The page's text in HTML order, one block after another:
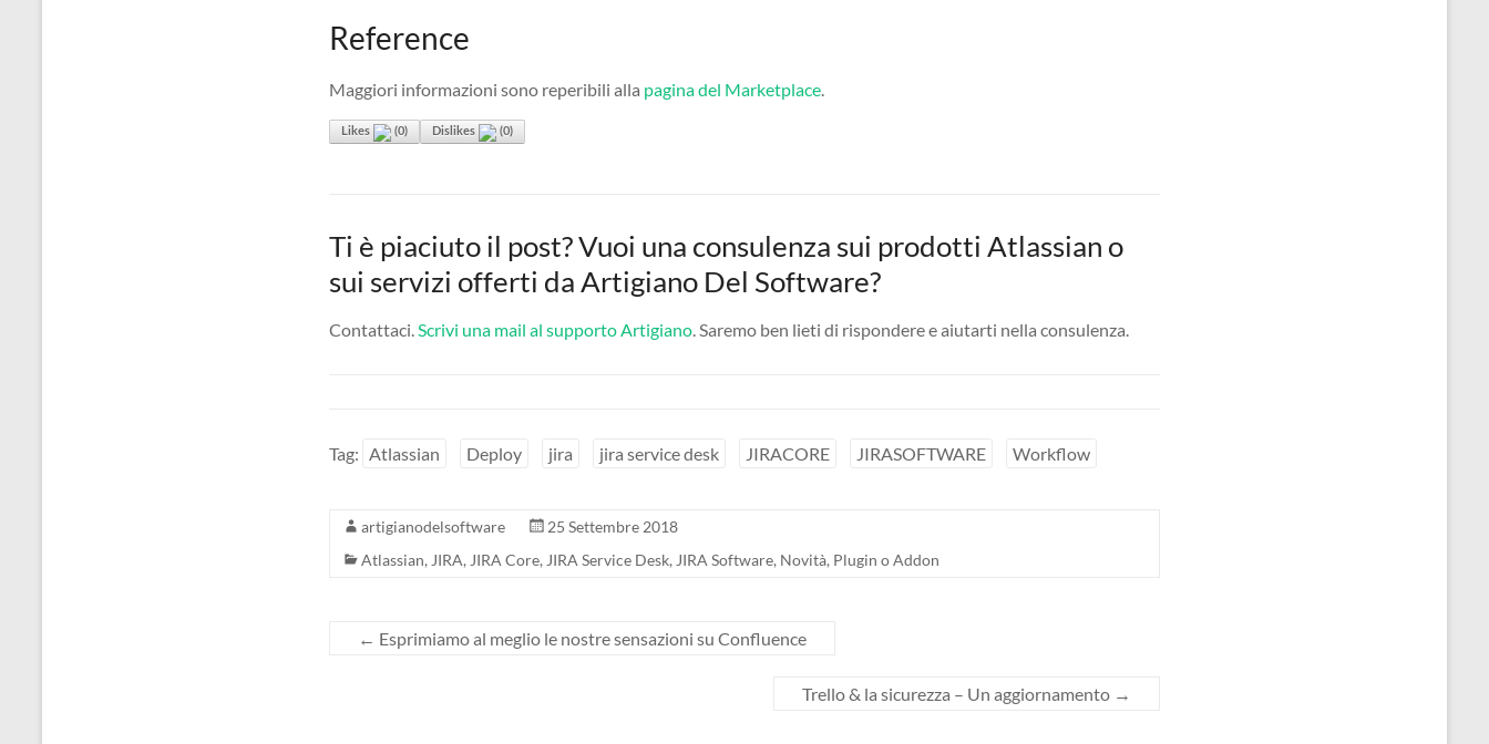
Reference
Maggiori informazioni sono reperibili alla pagina del Marketplace.
Likes (0) Dislikes (0)
Ti è piaciuto il post? Vuoi una consulenza sui prodotti Atlassian o
sui servizi offerti da Artigiano Del Software?
Contattaci.Scrivi una mail al supporto Artigiano. Saremo ben lieti di rispondere e aiutarti nella consulenza.
Tag: Atlassian Deploy jira jira service desk JIRACORE JIRASOFTWARE Workflow
artigianodelsoftware
25 Settembre 2018
Atlassian, JIRA, JIRA Core, JIRA Service Desk, JIRA Software, Novità, Plugin o Addon
← Esprimiamo al meglio le nostre sensazioni su Confluence
Trello & la sicurezza – Un aggiornamento →